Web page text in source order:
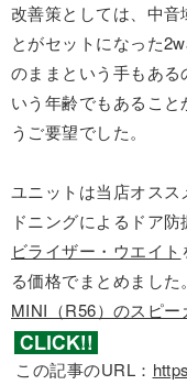
改善策としては、中
とがセットになった
のままという手もあ
いう年齢でもあるこ
うご要望でした。
ユニットは当店オス
ドニングによるドア
ビライザー・ウエイト
る価格でまとめました。
MINI（R56）のスピ
この記事のURL：